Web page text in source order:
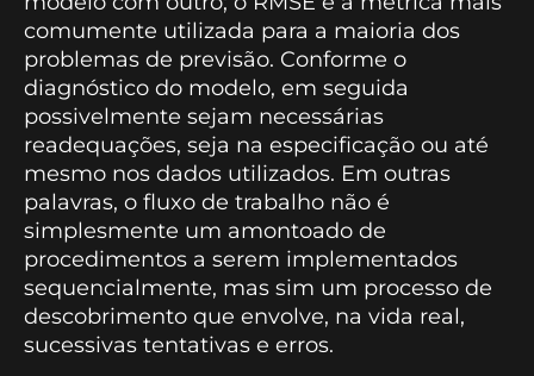
comumente utilizada para a maioria dos
problemas de previsão. Conforme o
diagnóstico do modelo, em seguida
possivelmente sejam necessárias
readequações, seja na especificação ou até
mesmo nos dados utilizados. Em outras
palavras, o fluxo de trabalho não é
simplesmente um amontoado de
procedimentos a serem implementados
sequencialmente, mas sim um processo de
descobrimento que envolve, na vida real,
sucessivas tentativas e erros.